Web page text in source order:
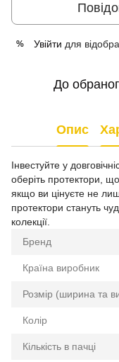
% Увійти для
До
Опис
Інвестуйте у
оберіть протектори,
якщо ви цінуєте не
протектори стануть
колекції.
Бренд
Країна виробник
Розмір (ширина та
Колір
Кількість в пачці